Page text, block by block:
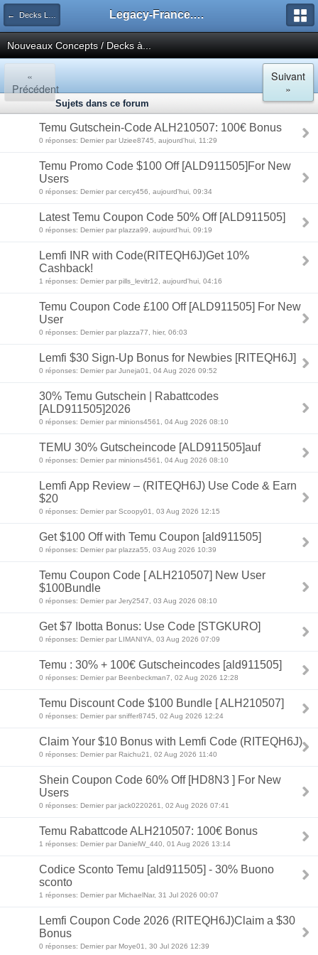
← Decks Legacy Legacy-France.org - Forum
Nouveaux Concepts / Decks à...
«
Précédent
Suivant
»
Sujets dans ce forum
Temu Gutschein-Code ALH210507: 100€ Bonus
0 réponses: Dernier par Uziee8745, aujourd'hui, 11:29
Temu Promo Code $100 Off [ALD911505]For New
Users
0 réponses: Dernier par cercy456, aujourd'hui, 09:34
Latest Temu Coupon Code 50% Off [ALD911505]
0 réponses: Dernier par plazza99, aujourd'hui, 09:19
Lemfi INR with Code(RITEQH6J)Get 10%
Cashback!
1 réponses: Dernier par pills_levitr12, aujourd'hui, 04:16
Temu Coupon Code £100 Off [ALD911505] For New
User
0 réponses: Dernier par plazza77, hier, 06:03
Lemfi $30 Sign-Up Bonus for Newbies [RITEQH6J]
0 réponses: Dernier par Juneja01, 04 Aug 2026 09:52
30% Temu Gutschein | Rabattcodes
[ALD911505]2026
0 réponses: Dernier par minions4561, 04 Aug 2026 08:10
TEMU 30% Gutscheincode [ALD911505]auf
0 réponses: Dernier par minions4561, 04 Aug 2026 08:10
Lemfi App Review – (RITEQH6J) Use Code & Earn
$20
0 réponses: Dernier par Scoopy01, 03 Aug 2026 12:15
Get $100 Off with Temu Coupon [ald911505]
0 réponses: Dernier par plazza55, 03 Aug 2026 10:39
Temu Coupon Code [ ALH210507] New User
$100Bundle
0 réponses: Dernier par Jery2547, 03 Aug 2026 08:10
Get $7 Ibotta Bonus: Use Code [STGKURO]
0 réponses: Dernier par LIMANIYA, 03 Aug 2026 07:09
Temu : 30% + 100€ Gutscheincodes [ald911505]
0 réponses: Dernier par Beenbeckman7, 02 Aug 2026 12:28
Temu Discount Code $100 Bundle [ ALH210507]
0 réponses: Dernier par sniffer8745, 02 Aug 2026 12:24
Claim Your $10 Bonus with Lemfi Code (RITEQH6J)
0 réponses: Dernier par Raichu21, 02 Aug 2026 11:40
Shein Coupon Code 60% Off [HD8N3 ] For New
Users
0 réponses: Dernier par jack0220261, 02 Aug 2026 07:41
Temu Rabattcode ALH210507: 100€ Bonus
1 réponses: Dernier par DanielW_440, 01 Aug 2026 13:14
Codice Sconto Temu [ald911505] - 30% Buono
sconto
1 réponses: Dernier par MichaelNar, 31 Jul 2026 00:07
Lemfi Coupon Code 2026 (RITEQH6J)Claim a $30
Bonus
0 réponses: Dernier par Moye01, 30 Jul 2026 12:39